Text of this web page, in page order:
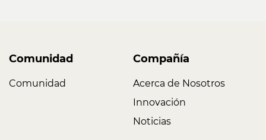
Comunidad
Comunidad
Compañía
Acerca de Nosotros
Innovación
Noticias